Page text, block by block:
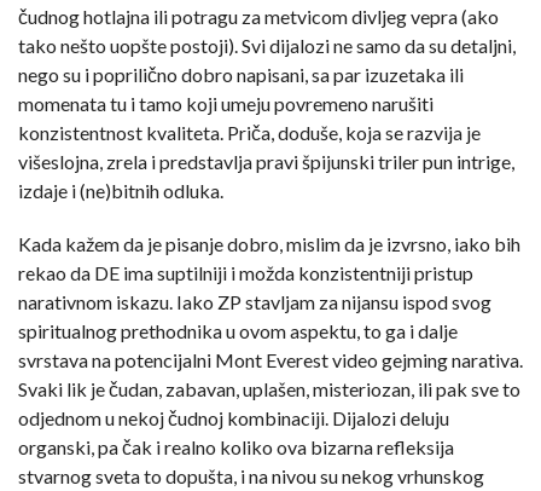
čudnog hotlajna ili potragu za metvicom divljeg vepra (ako
tako nešto uopšte postoji). Svi dijalozi ne samo da su detaljni,
nego su i poprilično dobro napisani, sa par izuzetaka ili
momenata tu i tamo koji umeju povremeno narušiti
konzistentnost kvaliteta. Priča, doduše, koja se razvija je
višeslojna, zrela i predstavlja pravi špijunski triler pun intrige,
izdaje i (ne)bitnih odluka.
Kada kažem da je pisanje dobro, mislim da je izvrsno, iako bih
rekao da DE ima suptilniji i možda konzistentniji pristup
narativnom iskazu. Iako ZP stavljam za nijansu ispod svog
spiritualnog prethodnika u ovom aspektu, to ga i dalje
svrstava na potencijalni Mont Everest video gejming narativa.
Svaki lik je čudan, zabavan, uplašen, misteriozan, ili pak sve to
odjednom u nekoj čudnoj kombinaciji. Dijalozi deluju
organski, pa čak i realno koliko ova bizarna refleksija
stvarnog sveta to dopušta, i na nivou su nekog vrhunskog